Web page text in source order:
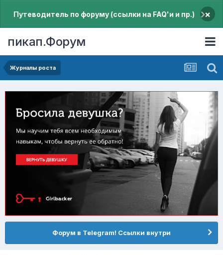
Путеводитель по форуму (ссылки на FAQ'и и пр.) ×
пикап.Форум
Журналы роста
Форум в Telegram! Ссылки внутри